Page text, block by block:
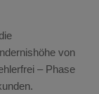
von
– Phase